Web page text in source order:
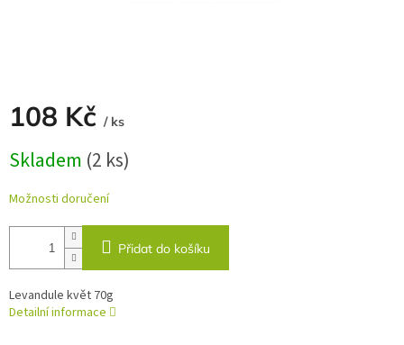
108 Kč / ks
cena:
Skladem (2 ks)
Možnosti doručení
Přidat do košíku
Levandule květ 70g
Detailní informace